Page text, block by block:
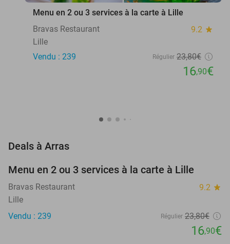
Menu en 2 ou 3 services à la carte à Lille
Bravas Restaurant
9.2 star
Lille
Vendu : 239
Régulier 23,80€
16,90€
Deals à Arras
Menu en 2 ou 3 services à la carte à Lille
Bravas Restaurant 9.2 star
Lille
Vendu : 239
Régulier 23,80€
16,90€